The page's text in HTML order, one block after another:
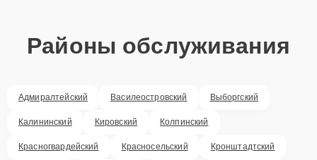
Районы обслуживания
Адмиралтейский Василеостровский Выборгский
Калининский Кировский Колпинский
Красногвардейский Красносельский Кронштадтский